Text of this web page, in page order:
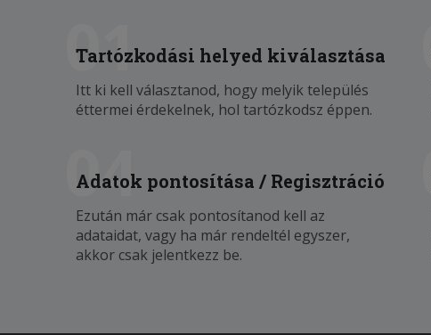
01
Tartózkodási helyed kiválasztása
Itt ki kell választanod, hogy melyik település
éttermei érdekelnek, hol tartózkodsz éppen.
04
Adatok pontosítása / Regisztráció
Ezután már csak pontosítanod kell az
adataidat, vagy ha már rendeltél egyszer,
akkor csak jelentkezz be.